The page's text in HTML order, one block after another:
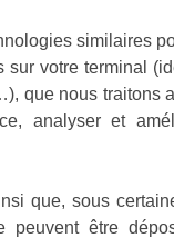
similaires
votre terminal
que nous traitons
analyser et
que, sous
peuvent être